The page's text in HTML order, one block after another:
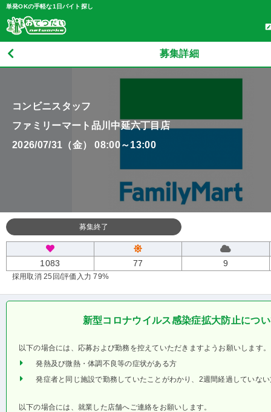
単発OKの手軽な1日バイト探し
募集詳細
コンビニスタッフ
ファミリーマート品川中延六丁目店
2026/07/31（金） 08:00～13:00
募集終了
1083 77 9
採用取消 25回/評価入力 79%
新型コロナウイルス感染症拡大防止につ
以下の場合には、応募および勤務を控えていただきますようお願いします。
発熱及び微熱・体調不良等の症状がある方
発症者と同じ施設で勤務していたことがわかり、2週間経過していな
以下の場合には、就業した店舗へご連絡をお願いします。